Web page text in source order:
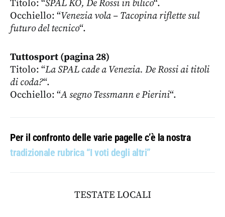
Titolo: “SPAL KO, De Rossi in bilico“.
Occhiello: “Venezia vola – Tacopina riflette sul
futuro del tecnico“.
Tuttosport (pagina 28)
Titolo: “La SPAL cade a Venezia. De Rossi ai titoli
di coda?“.
Occhiello: “A segno Tessmann e Pierini“.
Per il confronto delle varie pagelle c’è la nostra
tradizionale rubrica “I voti degli altri”
TESTATE LOCALI